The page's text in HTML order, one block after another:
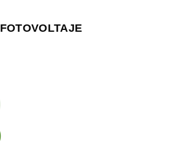
FOTOVOLTAJE